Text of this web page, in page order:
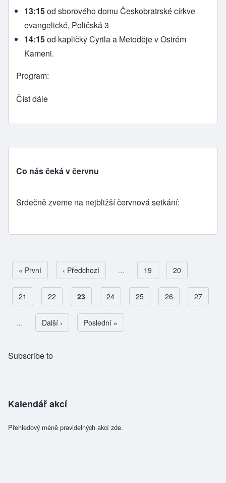
13:15od sborového domu Českobratrské církve
evangelické, Poličská 3
14:15od kapličky Cyrila a Metoděje v Ostrém
Kameni.
Program:
Číst dále
Co nás čeká v červnu
Srdečně zveme na nejbližší červnová setkání:
Pagination
First page
« První Předchozí stránka
‹ Předchozí … Page
19 Page
20
Page
21 Page
22 Aktuální stránka
23 Page
24 Page
25 Page
26 Page
27
… Následující stránka
Další › Poslední stránka
Poslední »
Subscribe to
Kalendář akcí
Přehledový méně pravidelných akcí zde.